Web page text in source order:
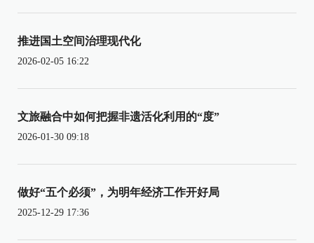
推进国土空间治理现代化
2026-02-05 16:22
文旅融合中如何把握非遗活化利用的“度”
2026-01-30 09:18
做好“五个必须”，为明年经济工作开好局
2025-12-29 17:36